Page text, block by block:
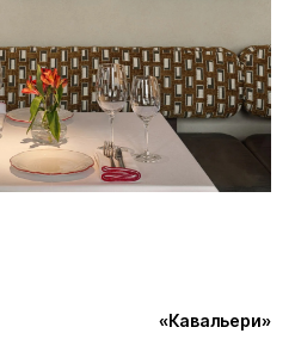
«Кавальери»